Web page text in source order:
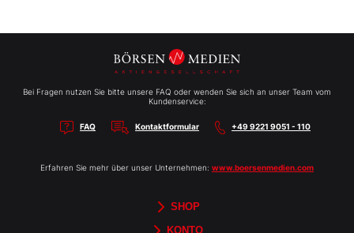
Bei Fragen nutzen Sie bitte unsere FAQ oder wenden Sie sich an unser Team vom
Kundenservice:
FAQ Kontaktformular +49 9221 9051 - 110
Erfahren Sie mehr über unser Unternehmen: www.boersenmedien.com
SHOP
Magazine
Börsenbriefe
Aktien-Reports
HEBELTRADER
TradingDay
Bücher
Newsletter
Merchandise
Gutscheine
KONTO